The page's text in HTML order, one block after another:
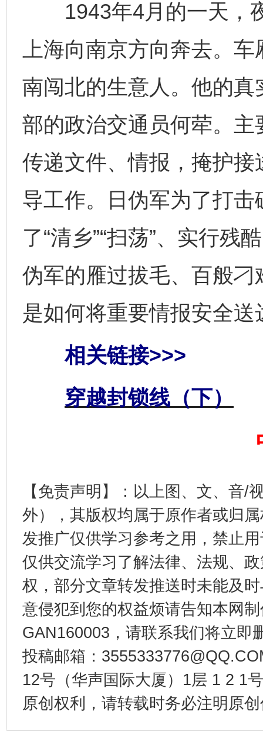
1943年4月的一天，
上海向南京方向奔去。
南闯北的生意人。他的
部的政治交通员何荦。
传递文件、情报，掩护
导工作。日伪军为了打
了“清乡”“扫荡”、实行残
伪军的雁过拔毛、百般
是如何将重要情报安全
相关链接>>>
穿越封锁线（下）
【免责声明】：以上图、文、音/
外），其版权均属于原作者或归
发推广仅供学习参考之用，禁止
仅供交流学习了解法律、法规、
权，部分文章转发推送时未能及
意侵犯到您的权益烦请告知本网
GAN160003，请联系我们将立即
投稿邮箱：
12号（华声国际大厦）1层 1 2 1
原创权利，请转载时务必注明原
完善运行机制助力责任有效落实
东山县通报“牛蛙产品抗生素超标问题” 法
千年窑火 生生不息